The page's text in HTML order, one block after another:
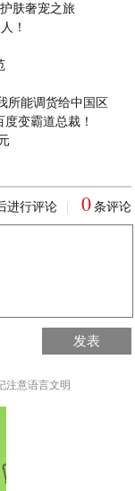
肤奢宠之旅
！
所能调货给中国区
变霸道总裁！
进行评论 0 条评论
发表
注意语言文明